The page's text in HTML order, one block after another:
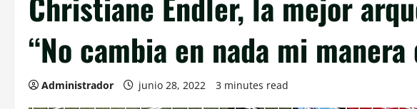
“No cambia en nada mi manera
Administrador junio 28, 2022 3 minutes read